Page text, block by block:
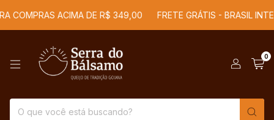
ACIMA DE R$ 349,00 FRETE GRÁTIS - BRASIL
0